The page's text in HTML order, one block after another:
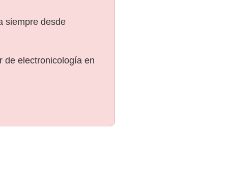
siempre desde
de electronicología en